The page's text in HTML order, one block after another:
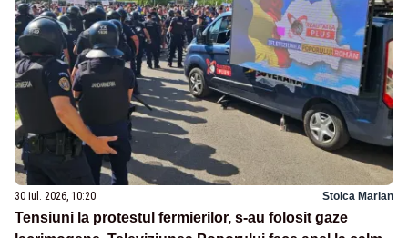
30 iul. 2026, 10:20 Stoica Marian
Tensiuni la protestul fermierilor, s-au folosit gaze